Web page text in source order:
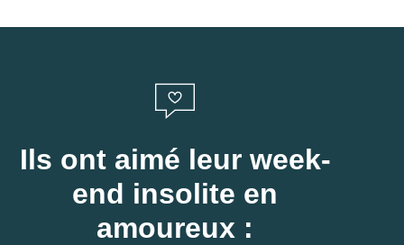
Ils ont aimé leur week-
end insolite en
amoureux :